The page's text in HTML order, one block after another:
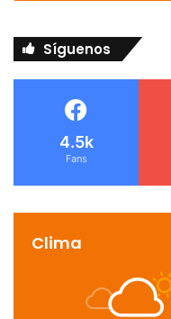
Síguenos
4.5k
Fans
Clima